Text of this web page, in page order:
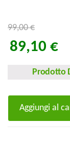
99,00€
89,10 €
Prodotto
Aggiungi al